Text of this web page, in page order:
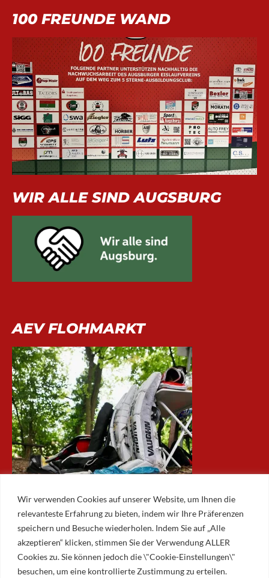
Wir verwenden Cookies auf unserer Website, um Ihnen die
relevanteste Erfahrung zu bieten, indem wir Ihre Präferenzen
speichern und Besuche wiederholen. Indem Sie auf „Alle
akzeptieren“ klicken, stimmen Sie der Verwendung ALLER
Cookies zu. Sie können jedoch die \"Cookie-Einstellungen\"
besuchen, um eine kontrollierte Zustimmung zu erteilen.
100 FREUNDE WAND
WIR ALLE SIND AUGSBURG
AEV FLOHMARKT
ARCHIV